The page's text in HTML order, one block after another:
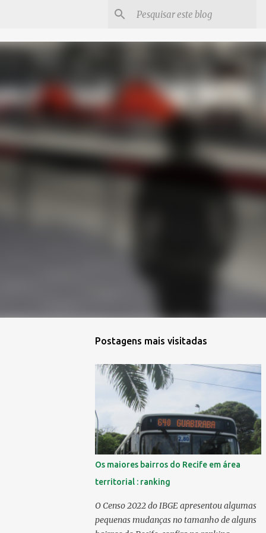
Postagens mais visitadas
Os maiores bairros do Recife em área
territorial : ranking
O Censo 2022 do IBGE apresentou algumas
pequenas mudanças no tamanho de alguns